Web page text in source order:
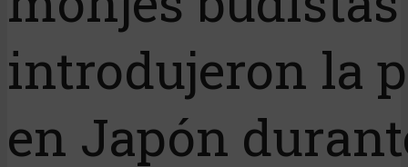
introdujeron la
en Japón